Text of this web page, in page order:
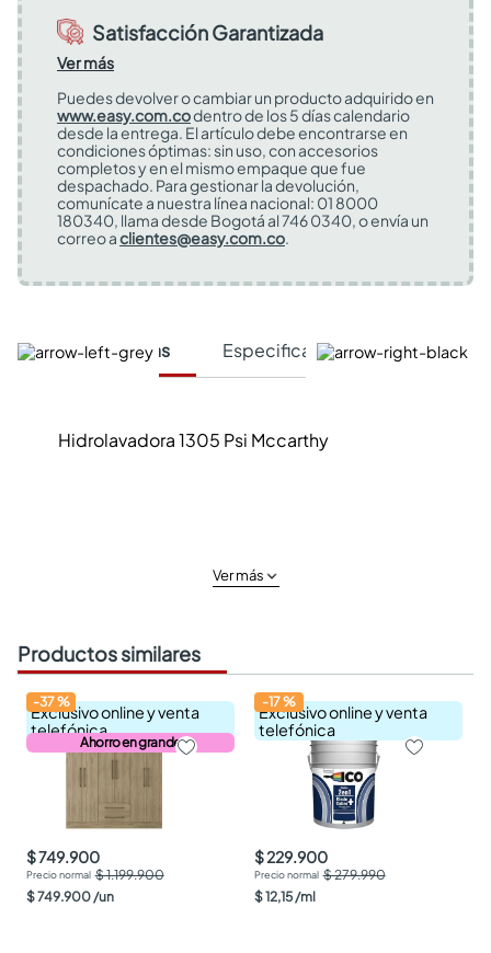
Satisfacción Garantizada
Ver más
Puedes devolver o cambiar un producto adquirido en
www.easy.com.codentro de los 5 días calendario
desde la entrega. El artículo debe encontrarse en
condiciones óptimas: sin uso, con accesorios
completos y en el mismo empaque que fue
despachado. Para gestionar la devolución,
comunícate a nuestra línea nacional: 01 8000
180340, llama desde Bogotá al 746 0340, o envía un
correo aclientes@easy.com.co.
Características Especificaciones Técnicas
Hidrolavadora 1305 Psi Mccarthy
Ver más
Productos similares
Exclusivo online y venta
telefónica
Ahorro en grande
-37%
$ 749.900
$ 1.199.900
$749.900 /un
Exclusivo online y venta
telefónica
-17%
$ 229.900
$ 279.990
$12,15 /ml